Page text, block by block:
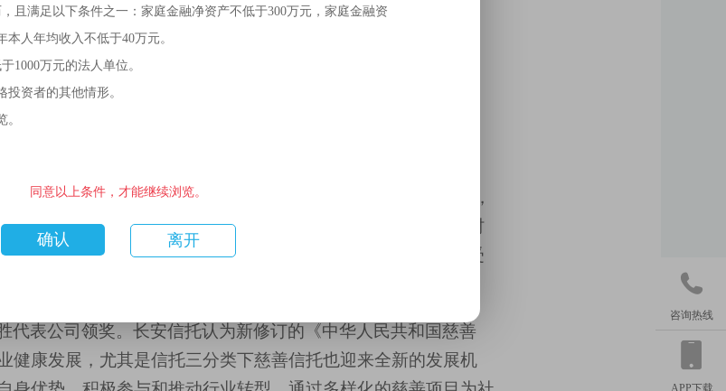
信托凭借其在慈善领域的卓越表现，荣获第三届
“三秦慈善奖”，
行社会责任的肯定。长安信托的“长安慈——脱贫攻坚关爱农村
模式、显著的扶贫成效以及对农村留守群体的深情关怀而备受
代表公司领奖。 长安信托认为新修订的《中华人民共和国慈善
健康发展 ， 尤其是信托三分类下慈善信托也迎来全新的发展机

咨询热线
，且满足以下条件之一：家庭金融净资产不低于300万元，家庭金融资
本人年均收入不低于40万元。
1000万元的法人单位。
投资者的其他情形。
同意以上条件，才能继续浏览。
确认 离开